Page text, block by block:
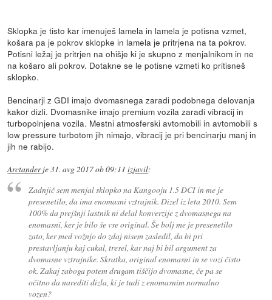
Sklopka je tisto kar imenuješ lamela in lamela je potisna vzmet,
košara pa je pokrov sklopke in lamela je pritrjena na ta pokrov.
Potisni ležaj je pritrjen na ohišje ki je skupno z menjalnikom in ne
na košaro ali pokrov. Dotakne se le potisne vzmeti ko pritisneš
sklopko.
Bencinarji z GDI imajo dvomasnega zaradi podobnega delovanja
kakor dizli. Dvomasnike imajo premium vozila zaradi vibracij in
turbopolnjena vozila. Mestni atmosferski avtomobili in avtomobili s
low pressure turbotom jih nimajo, vibracij je pri bencinarju manj in
jih ne rabijo.
Arctanderje31. avg 2017 ob 09:11 izjavil:
Zadnjič sem menjal sklopko na Kangooju 1.5 DCI in me je
presenetilo, da ima enomasni vztrajnik. Dizel iz leta 2010. Sem
100% da prejšnji lastnik ni delal konverzije z dvomasnega na
enomasni, ker je bilo še vse original. Še bolj me je presenetilo
zato, ker med vožnjo do zdaj nisem zasledil, da bi pri
prestavljanju kaj cukal, tresel, kar naj bi bil argument za
dvomasne vztrajnike. Skratka, original enomasni in se vozi čisto
ok. Zakaj zaboga potem drugam tiščijo dvomasne, če pa se
očitno da narediti dizla, ki je tudi z enomasnim normalno
vozen?